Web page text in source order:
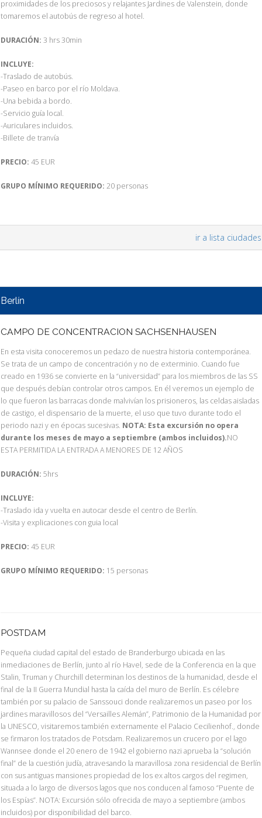
proximidades de los preciosos y relajantes Jardines de Valenstein, donde
tomaremos el autobús de regreso al hotel.
DURACIÓN: 3 hrs 30min
INCLUYE:
-Traslado de autobús.
-Paseo en barco por el río Moldava.
-Una bebida a bordo.
-Servicio guía local.
-Auriculares incluidos.
-Billete de tranvía
PRECIO: 45 EUR
GRUPO MÍNIMO REQUERIDO: 20 personas
ir a lista ciudades
Berlín
CAMPO DE CONCENTRACION SACHSENHAUSEN
En esta visita conoceremos un pedazo de nuestra historia contemporánea.
Se trata de un campo de concentración y no de exterminio. Cuando fue
creado en 1936 se convierte en la “universidad” para los miembros de las SS
que después debían controlar otros campos. En él veremos un ejemplo de
lo que fueron las barracas donde malvivían los prisioneros, las celdas aisladas
de castigo, el dispensario de la muerte, el uso que tuvo durante todo el
periodo nazi y en épocas sucesivas. NOTA: Esta excursión no opera
durante los meses de mayo a septiembre (ambos incluidos).NO
ESTA PERMITIDA LA ENTRADA A MENORES DE 12 AÑOS
DURACIÓN: 5hrs
INCLUYE:
-Traslado ida y vuelta en autocar desde el centro de Berlín.
-Visita y explicaciones con guia local
PRECIO: 45 EUR
GRUPO MÍNIMO REQUERIDO: 15 personas
POSTDAM
Pequeña ciudad capital del estado de Branderburgo ubicada en las
inmediaciones de Berlín, junto al río Havel, sede de la Conferencia en la que
Stalin, Truman y Churchill determinan los destinos de la humanidad, desde el
final de la II Guerra Mundial hasta la caída del muro de Berlín. Es célebre
también por su palacio de Sanssouci donde realizaremos un paseo por los
jardines maravillosos del “Versailles Alemán”, Patrimonio de la Humanidad por
la UNESCO, visitaremos también externamente el Palacio Cecilienhof., donde
se firmaron los tratados de Potsdam. Realizaremos un crucero por el lago
Wannsee donde el 20 enero de 1942 el gobierno nazi aprueba la “solución
final” de la cuestión judía, atravesando la maravillosa zona residencial de Berlín
con sus antiguas mansiones propiedad de los ex altos cargos del regimen,
situada a lo largo de diversos lagos que nos conducen al famoso “Puente de
los Espías”. NOTA: Excursión sólo ofrecida de mayo a septiembre (ambos
incluidos) por disponibilidad del barco.